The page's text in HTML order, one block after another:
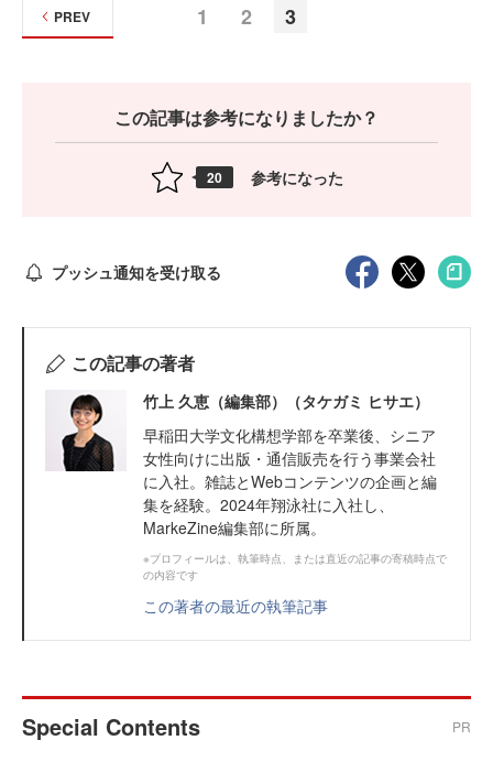
1 2 3
PREV
この記事は参考になりましたか？
20 参考になった
プッシュ通知を受け取る
この記事の著者
竹上 久恵（編集部）（タケガミ ヒサエ）
早稲田大学文化構想学部を卒業後、シニア
女性向けに出版・通信販売を行う事業会社
に入社。雑誌とWebコンテンツの企画と編
集を経験。2024年翔泳社に入社し、
MarkeZine編集部に所属。
※プロフィールは、執筆時点、または直近の記事の寄稿時点で
の内容です
この著者の最近の執筆記事
Special Contents PR